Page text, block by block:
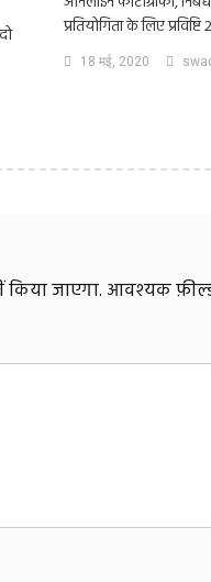
प्रतियोगिता के लिए
18 मई, 2020
जाएगा. आवश्यक फ़ील्ड